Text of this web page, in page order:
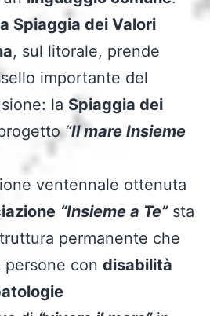
Spiaggia dei Valori
, sul litorale, prende
importante del
la Spiaggia dei
“Il mare Insieme
ventennale ottenuta
“Insieme a Te”sta
permanente che
persone con disabilità